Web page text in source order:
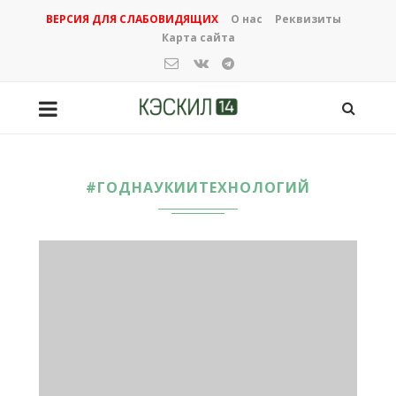
ВЕРСИЯ ДЛЯ СЛАБОВИДЯЩИХ О нас
Реквизиты
Карта сайта
#ГОДНАУКИИТЕХНОЛОГИЙ